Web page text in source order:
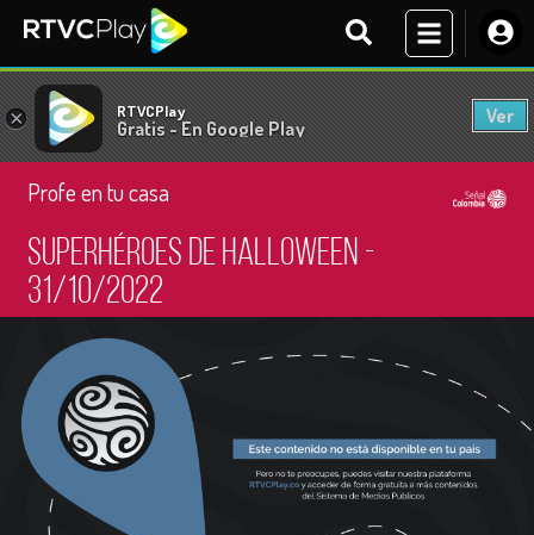
× RTVCPlay
Gratis - En Google Play
Ver
Profe en tu casa
Superhéroes de Halloween -
31/10/2022